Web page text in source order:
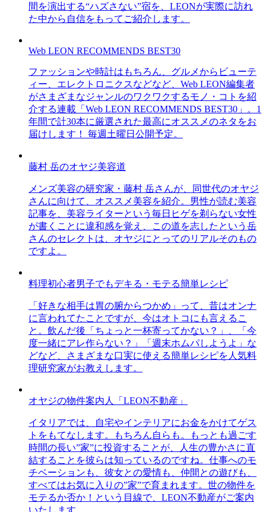
間を演出する“ハズさない”宿を、LEONが実際に訪れ
た中から自信をもってご紹介します。
Web LEON RECOMMENDS BEST30
ファッションや時計はもちろん、グルメからビューテ
ィー、エレクトロニクスなどなど、Web LEON編集者
がさまざまなジャンルのワクワクするモノ・コトを紹
介する連載「Web LEON RECOMMENDS BEST30」。1
年間で計30本に厳選された最高にオススメのネタをお
届けします！ 毎週土曜日公開予定。
藤村 岳のオヤジ美容道
メンズ美容の研究家・藤村 岳さんが、同世代のオヤジ
さんに向けて、オススメ美容を紹介。男性が読む美容
記事を、美容ライターという毎日ヒゲを剃らない女性
が書くことに違和感を覚え、この道を志したという岳
さんのセレクトは、オヤジにとってのリアルそのもの
ですよ。
料理初心者男子でもデキる・モテる簡単レシピ
「好きな相手は胃の腑からつかめ」って、昔はオンナ
に言われてたことですが、今はオトコにも言えるこ
と。飲んだ後「ちょっと一杯寄ってかない？」、「今
度一緒にアレ作らない？」「週末ホムパしようよ」な
どなど、さまざまな口実に使える簡単レシピを人気料
理研究家がお教えします。
オヤジの物件案内人「LEON不動産」
イタリアでは、自宅やインテリアにお金をかけてゲス
トをもてなします。もちろん自らも。もっとも過ごす
時間の長い”家”に投資することが、人生の豊かさに直
結することを彼らは知っているのですね。仕事へのモ
チベーションも、彼女との愛情も、仲間との遊びも、
すべてはお気に入りの”家”で育まれます。世の物件を
モテるか否か！という目線で、LEON不動産がご案内
いたします。